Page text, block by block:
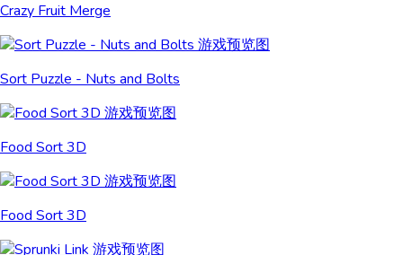
Crazy Fruit Merge
Sort Puzzle - Nuts and Bolts
Food Sort 3D
Food Sort 3D